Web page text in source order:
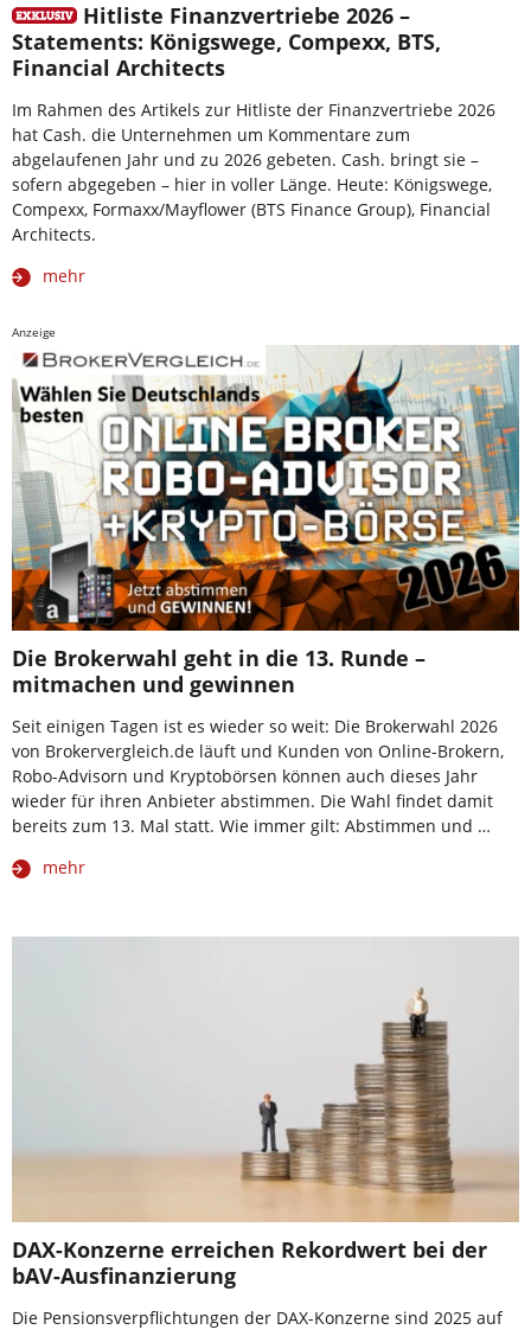
Hitliste Finanzvertriebe 2026 –
Statements: Königswege, Compexx, BTS,
Financial Architects
Im Rahmen des Artikels zur Hitliste der Finanzvertriebe 2026
hat Cash. die Unternehmen um Kommentare zum
abgelaufenen Jahr und zu 2026 gebeten. Cash. bringt sie –
sofern abgegeben – hier in voller Länge. Heute: Königswege,
Compexx, Formaxx/Mayflower (BTS Finance Group), Financial
Architects.
mehr
Anzeige
Die Brokerwahl geht in die 13. Runde –
mitmachen und gewinnen
Seit einigen Tagen ist es wieder so weit: Die Brokerwahl 2026
von Brokervergleich.de läuft und Kunden von Online-Brokern,
Robo-Advisorn und Kryptobörsen können auch dieses Jahr
wieder für ihren Anbieter abstimmen. Die Wahl findet damit
bereits zum 13. Mal statt. Wie immer gilt: Abstimmen und …
mehr
DAX-Konzerne erreichen Rekordwert bei der
bAV-Ausfinanzierung
Die Pensionsverpflichtungen der DAX-Konzerne sind 2025 auf